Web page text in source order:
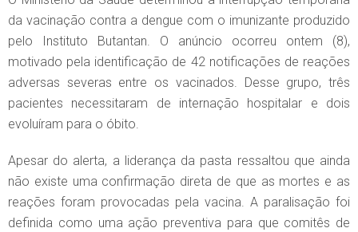
da vacinação contra a dengue com o imunizante produzido
pelo Instituto Butantan. O anúncio ocorreu ontem (8),
motivado pela identificação de 42 notificações de reações
adversas severas entre os vacinados. Desse grupo, três
pacientes necessitaram de internação hospitalar e dois
evoluíram para o óbito.
Apesar do alerta, a liderança da pasta ressaltou que ainda
não existe uma confirmação direta de que as mortes e as
reações foram provocadas pela vacina. A paralisação foi
definida como uma ação preventiva para que comitês de